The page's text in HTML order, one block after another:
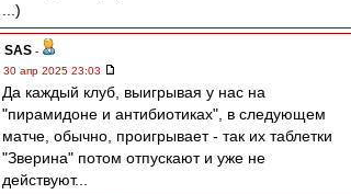
...)
SAS -
30 апр 2025 23:03
Да каждый клуб, выигрывая у нас на
"пирамидоне и антибиотиках", в следующем
матче, обычно, проигрывает - так их таблетки
"Зверина" потом отпускают и уже не
действуют...